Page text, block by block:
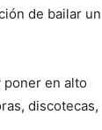
de bailar un
poner en alto
discotecas,